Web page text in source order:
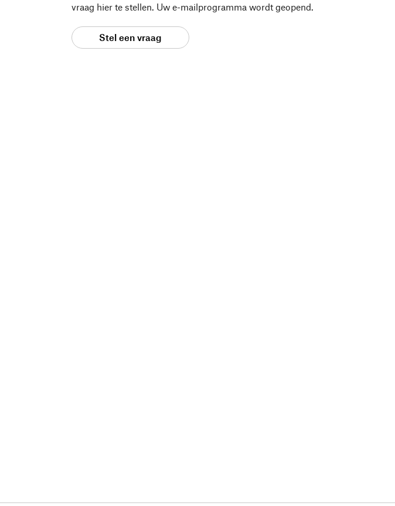
vraag hier te stellen. Uw e-mailprogramma wordt geopend.
Stel een vraag